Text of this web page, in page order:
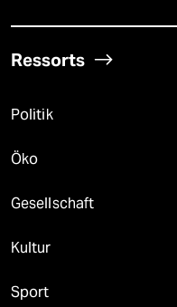
Ressorts
Politik
Öko
Gesellschaft
Kultur
Sport